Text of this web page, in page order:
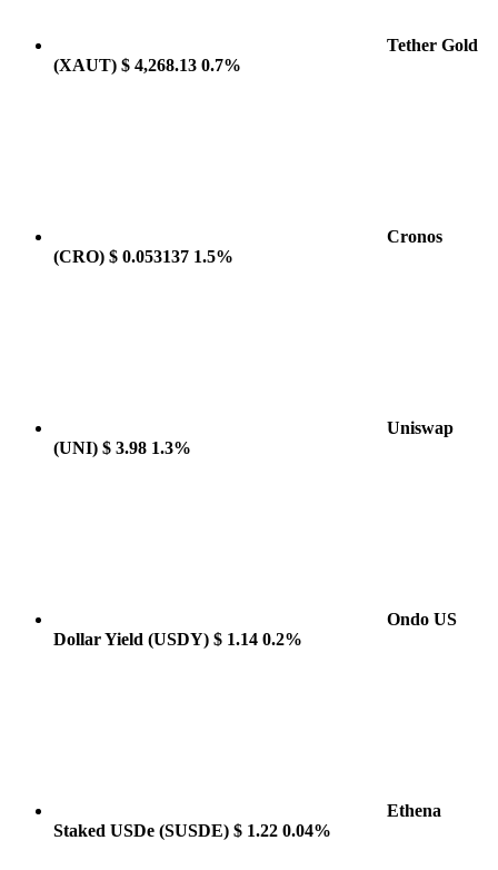
Tether Gold
(XAUT) $ 4,268.13 0.7%
Cronos
(CRO) $ 0.053137 1.5%
Uniswap
(UNI) $ 3.98 1.3%
Ondo US
Dollar Yield (USDY) $ 1.14 0.2%
Ethena
Staked USDe (SUSDE) $ 1.22 0.04%